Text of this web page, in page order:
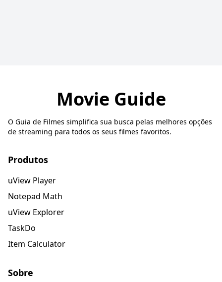
Movie Guide
O Guia de Filmes simplifica sua busca pelas melhores opções
de streaming para todos os seus filmes favoritos.
Produtos
uView Player
Notepad Math
uView Explorer
TaskDo
Item Calculator
Sobre